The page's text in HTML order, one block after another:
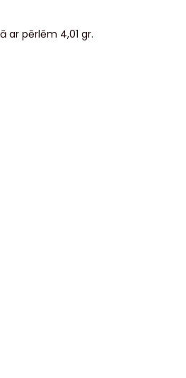
ar pērlēm 4,01 gr.